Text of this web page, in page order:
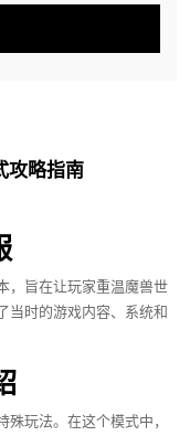
攻略指南
，旨在让玩家重温魔兽世
当时的游戏内容、系统和
玩法。在这个模式中，